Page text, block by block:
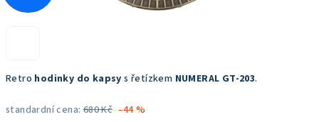
Retro hodinky do kapsys řetízkem NUMERAL GT-203.
standardní cena: 680 Kč –44 %